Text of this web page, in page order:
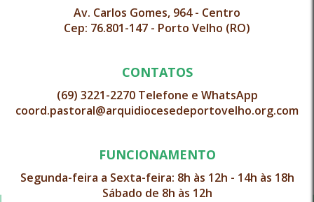
Av. Carlos Gomes, 964 - Centro
Cep: 76.801-147 - Porto Velho (RO)
CONTATOS
(69) 3221-2270 Telefone e WhatsApp
coord.pastoral@arquidiocesedeportovelho.org.com
FUNCIONAMENTO
Segunda-feira a Sexta-feira: 8h às 12h - 14h às 18h
Sábado de 8h às 12h